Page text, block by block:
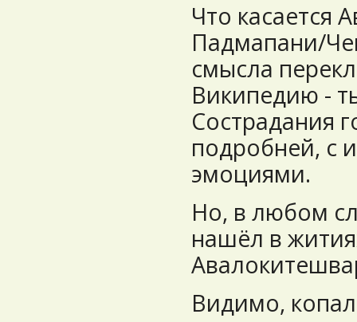
Что касается
Падмапани/
смысла
Википедию -
Сострадания
подробней, с
эмоциями.
Но, в любом
нашёл в
Видимо,